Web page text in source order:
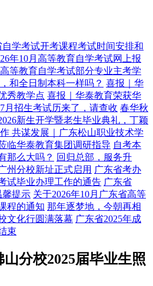
学考试开考课程考试时间安排和
年10月高等教育自学考试网上报
等教育自学考试部分专业主考学
和全日制本科一样吗？ 喜报｜华
秀教学点 喜报｜华泰教育荣获华
7月招生考试历来了，请查收 春华秋
新生开学暨老生毕业典礼，丁颖
共谋发展｜广东松山职业技术学
临华泰教育集团调研指导 自考本
那么大吗？ 回归总部，服务升
州分校新址正式启用 广东省考办
试毕业办理工作的通告 广东省
馨提示 关于2026年10月广东省高等
程的通知 那年逐梦地，今朝再相
文化行圆满落幕 广东省2025年成
束
分校2025届毕业生照